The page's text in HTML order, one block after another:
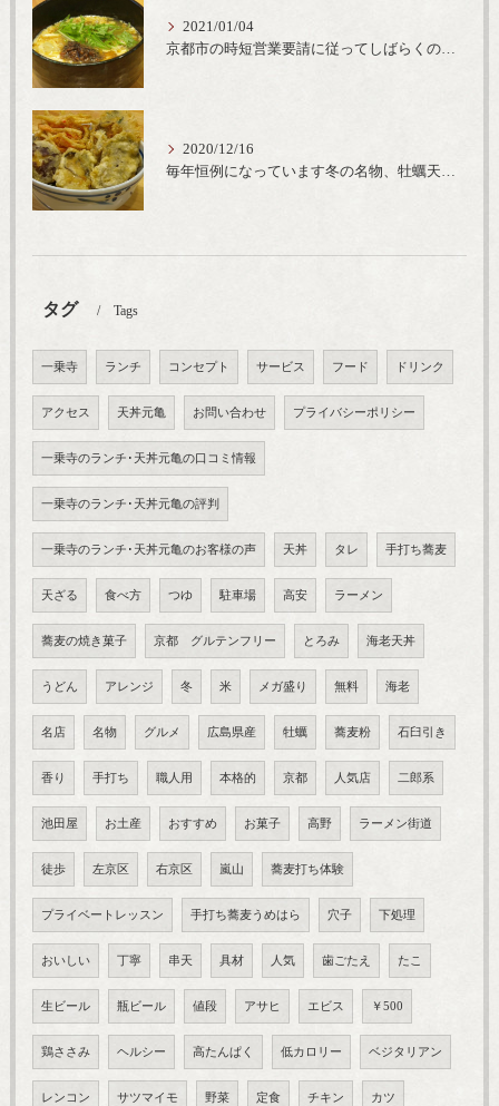
2021/01/04
京都市の時短営業要請に従ってしばらくの間20時までの営業とさせていただいております。寒い時期には温かいお蕎麦がおすすめ
2020/12/16
タグ Tags
一乗寺 ランチ コンセプト サービス フード ドリンク
アクセス 天丼元亀 お問い合わせ プライバシーポリシー
一乗寺のランチ･天丼元亀の口コミ情報
一乗寺のランチ･天丼元亀の評判
一乗寺のランチ･天丼元亀のお客様の声 天丼 タレ 手打ち蕎麦
天ざる 食べ方 つゆ 駐車場 高安 ラーメン
蕎麦の焼き菓子 京都 グルテンフリー とろみ 海老天丼
うどん アレンジ 冬 米 メガ盛り 無料 海老
名店 名物 グルメ 広島県産 牡蠣 蕎麦粉 石臼引き
香り 手打ち 職人用 本格的 京都 人気店 二郎系
池田屋 お土産 おすすめ お菓子 高野 ラーメン街道
徒歩 左京区 右京区 嵐山 蕎麦打ち体験
プライベートレッスン 手打ち蕎麦うめはら 穴子 下処理
おいしい 丁寧 串天 具材 人気 歯ごたえ たこ
生ビール 瓶ビール 値段 アサヒ エビス ￥500
鶏ささみ ヘルシー 高たんぱく 低カロリー ベジタリアン
レンコン サツマイモ 野菜 定食 チキン カツ